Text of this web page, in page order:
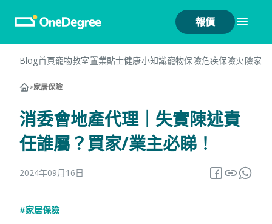
報價
Blog首頁寵物教室置業貼士健康小知識寵物保險危疾保險火險家
>家居保險
消委會地產代理｜失實陳述責
任誰屬？買家/業主必睇！
2024年09月16日
#家居保險